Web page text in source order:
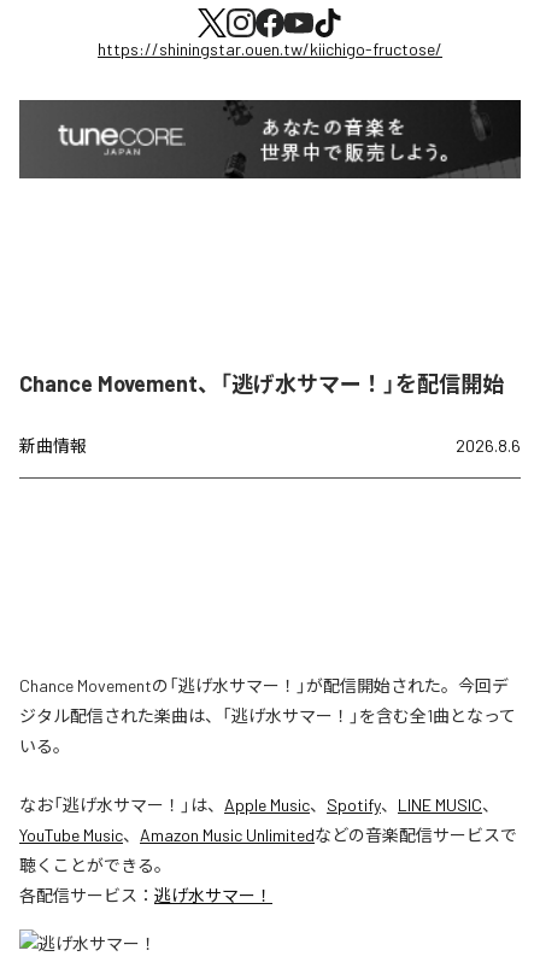
https://shiningstar.ouen.tw/kiichigo-fructose/
Chance Movement、「逃げ水サマー！」を配信開始
新曲情報 2026.8.6
Chance Movementの「逃げ水サマー！」が配信開始された。今回デ
ジタル配信された楽曲は、「逃げ水サマー！」を含む全1曲となって
いる。
なお「逃げ水サマー！ 」は、 Apple Music、 Spotify、 LINE MUSIC、
YouTube Music、 Amazon Music Unlimitedなどの音楽配信サービスで
聴くことができる。
各配信サービス： 逃げ水サマー！